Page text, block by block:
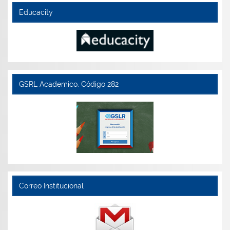
Educacity
GSRL Academico. Código 282
Correo Institucional